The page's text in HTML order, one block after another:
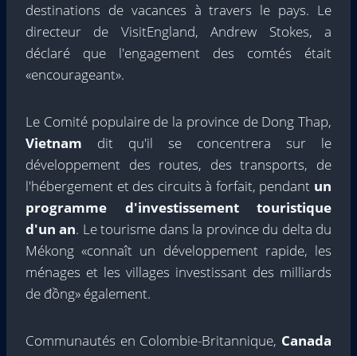
destinations de vacances à travers le pays. Le
directeur de VisitEngland, Andrew Stokes, a
déclaré que l'engagement des comtés était
«encourageant».
Le Comité populaire de la province de Dong Thap,
Vietnam dit qu'il se concentrera sur le
développement des routes, des transports, de
l'hébergement et des circuits à forfait, pendant un
programme d'investissement touristique
d'un an. Le tourisme dans la province du delta du
Mékong «connaît un développement rapide, les
ménages et les villages investissant des milliards
de đồng» également.
Communautés en Colombie-Britannique, Canada